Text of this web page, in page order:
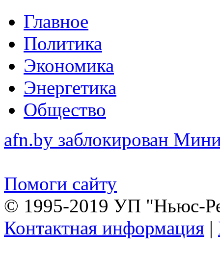
Главное
Политика
Экономика
Энергетика
Общество
afn.by заблокирован
Помоги сайту
© 1995-2019 УП "Ньюс-
Контактная информация |